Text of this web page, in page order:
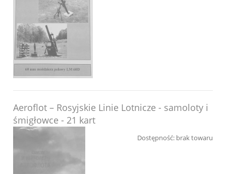
Aeroflot – Rosyjskie Linie Lotnicze - samoloty i
śmigłowce - 21 kart
Dostępność: brak towaru